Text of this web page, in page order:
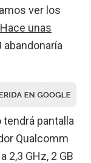
ver los
Hace unas
abandonaría
pantalla
Qualcomm
2,3 GHz, 2 GB